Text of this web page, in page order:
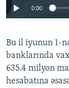
0:00
Bu il iyunun 1-
banklarında
635.4 milyon
hesabatına